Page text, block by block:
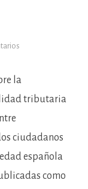
peligrosas.
la
tributaria
ciudadanos
española
como